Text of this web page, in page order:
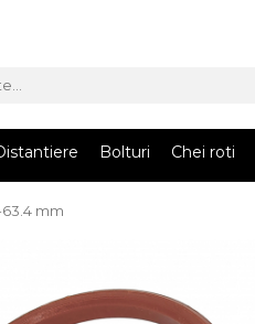
Bolturi Chei roti
mm